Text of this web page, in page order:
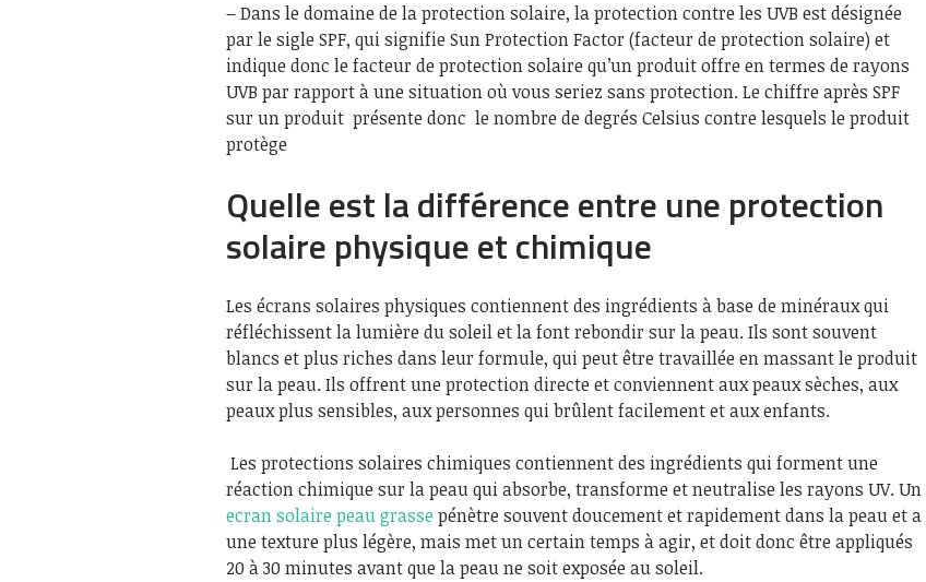
– Dans le domaine de la protection solaire, la protection contre les UVB est désignée
par le sigle SPF, qui signifie Sun Protection Factor (facteur de protection solaire) et
indique donc le facteur de protection solaire qu’un produit offre en termes de rayons
UVB par rapport à une situation où vous seriez sans protection. Le chiffre après SPF
sur un produit présente donc le nombre de degrés Celsius contre lesquels le produit
protège
Quelle est la différence entre une protection
solaire physique et chimique
Les écrans solaires physiques contiennent des ingrédients à base de minéraux qui
réfléchissent la lumière du soleil et la font rebondir sur la peau. Ils sont souvent
blancs et plus riches dans leur formule, qui peut être travaillée en massant le produit
sur la peau. Ils offrent une protection directe et conviennent aux peaux sèches, aux
peaux plus sensibles, aux personnes qui brûlent facilement et aux enfants.
Les protections solaires chimiques contiennent des ingrédients qui forment une
réaction chimique sur la peau qui absorbe, transforme et neutralise les rayons UV. Un
ecran solaire peau grasse pénètre souvent doucement et rapidement dans la peau et a
une texture plus légère, mais met un certain temps à agir, et doit donc être appliqués
20 à 30 minutes avant que la peau ne soit exposée au soleil.